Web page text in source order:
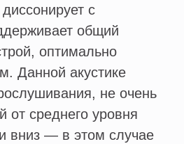
с
общий
оптимально
Данной акустике
не очень
от среднего уровня
вниз — в этом случае